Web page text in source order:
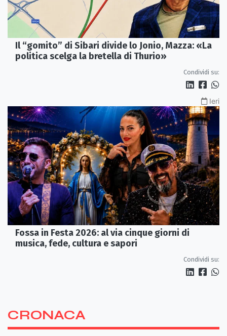
Il “gomito” di Sibari divide lo Jonio, Mazza: «La
politica scelga la bretella di Thurio»
Condividi su:
Ieri
Fossa in Festa 2026: al via cinque giorni di
musica, fede, cultura e sapori
Condividi su:
CRONACA